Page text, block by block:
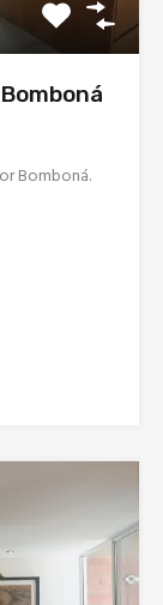
Bomboná.